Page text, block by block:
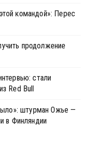
командой»: Перес
продолжение
стали
Red Bull
штурман Ожье —
в Финляндии